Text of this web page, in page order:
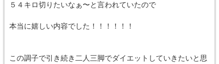
５４キロ切りたいなぁ〜と言われていたので
本当に嬉しい内容でした！！！！！！
この調子で引き続き二人三脚でダイエットしていきたいと思